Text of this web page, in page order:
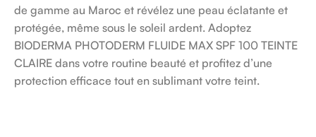
de gamme au Maroc et révélez une peau éclatante et
protégée, même sous le soleil ardent. Adoptez
BIODERMA PHOTODERM FLUIDE MAX SPF 100 TEINTE
CLAIRE dans votre routine beauté et profitez d’une
protection efficace tout en sublimant votre teint.